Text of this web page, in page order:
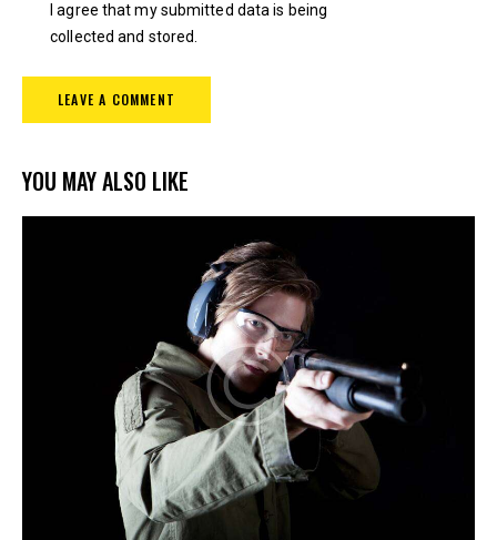
I agree that my submitted data is being
collected and stored
YOU MAY ALSO LIKE